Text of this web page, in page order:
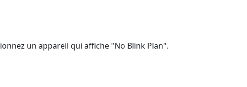
un appareil qui affiche "No Blink Plan".